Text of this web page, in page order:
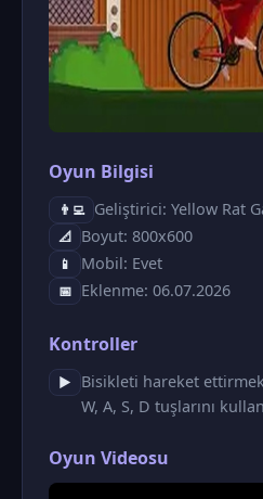
Oyun Bilgisi
👨‍💻 Geliştirici: Yellow Rat
📐 Boyut: 800x600
📱 Mobil: Evet
📅 Eklenme: 06.07.2026
Kontroller
▶
Bisikleti hareket
W, A, S, D tuşlarını
Oyun Videosu